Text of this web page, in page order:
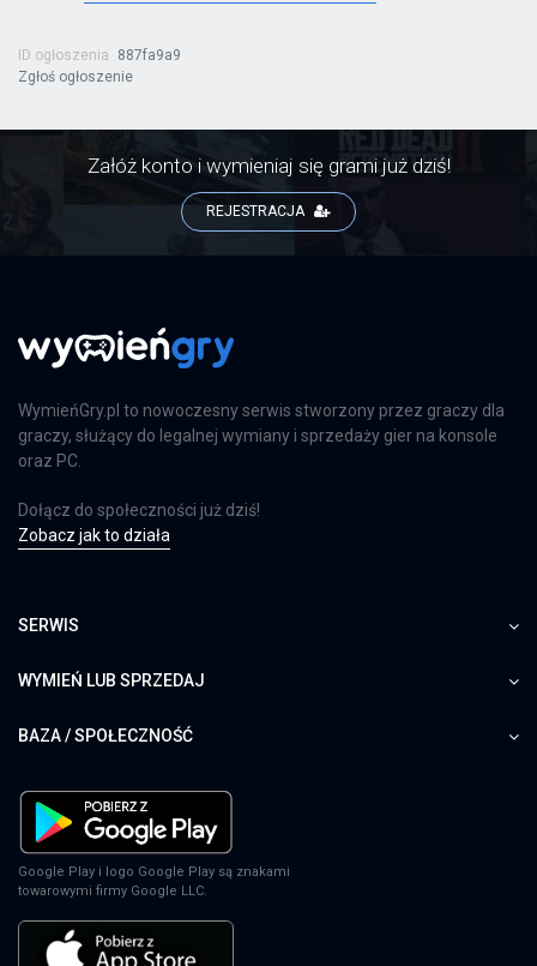
ID ogłoszenia
887fa9a9
Zgłoś ogłoszenie
Załóż konto i wymieniaj się grami już dziś!
REJESTRACJA
WymieńGry.pl to nowoczesny serwis stworzony przez graczy dla
graczy, służący do legalnej wymiany i sprzedaży gier na konsole
oraz PC.
Dołącz do społeczności już dziś!
Zobacz jak to działa
SERWIS
WYMIEŃ LUB SPRZEDAJ
BAZA / SPOŁECZNOŚĆ
Google Play i logo Google Play są znakami
towarowymi firmy Google LLC.